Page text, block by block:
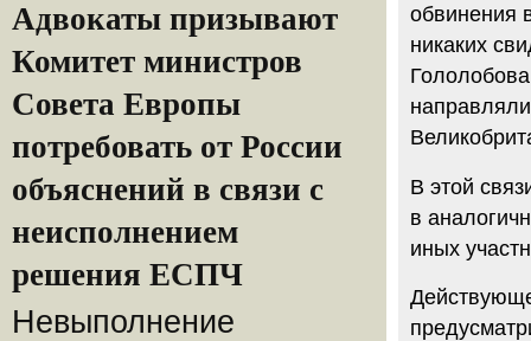
Адвокаты призывают
Комитет министров
Совета Европы
потребовать от России
объяснений в связи с
неисполнением
решения ЕСПЧ
Невыполнение
обвинения
никаких
В этой
в
иных